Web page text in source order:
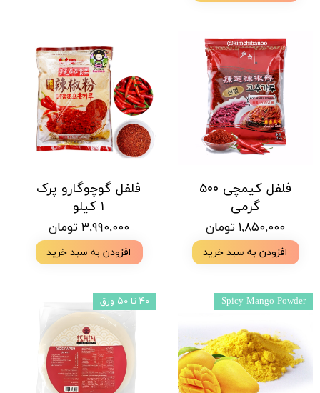
فلفل کیمچی ۵۰۰
گرمی
۱,۸۵۰,۰۰۰ تومان
افزودن به سبد خرید
فلفل گوچوگارو پرک
۱ کیلو
۳,۹۹۰,۰۰۰ تومان
افزودن به سبد خرید
Spicy Mango Powder ۴۰ تا ۵۰ ورق